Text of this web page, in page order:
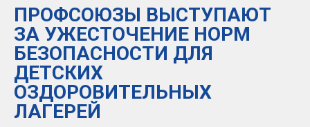
ПРОФСОЮЗЫ ВЫСТУПАЮТ
ЗА УЖЕСТОЧЕНИЕ НОРМ
БЕЗОПАСНОСТИ ДЛЯ
ДЕТСКИХ
ОЗДОРОВИТЕЛЬНЫХ
ЛАГЕРЕЙ